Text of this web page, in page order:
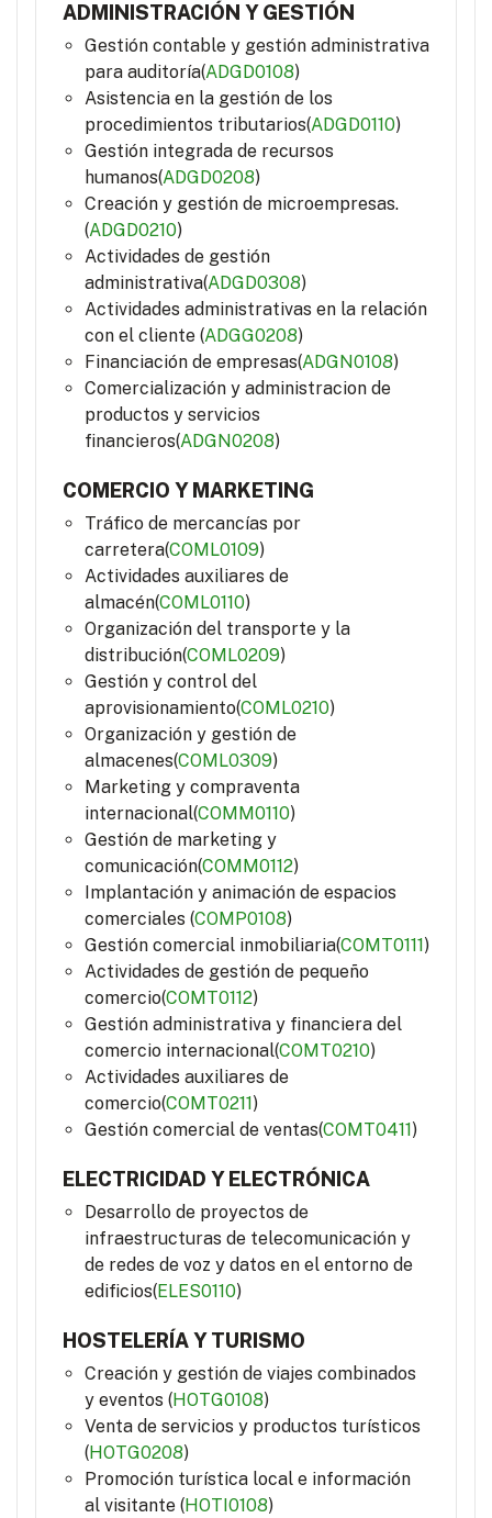
ADMINISTRACIÓN Y GESTIÓN
Gestión contable y gestión administrativa
para auditoría(ADGD0108)
Asistencia en la gestión de los
procedimientos tributarios(ADGD0110)
Gestión integrada de recursos
humanos(ADGD0208)
Creación y gestión de microempresas.
(ADGD0210)
Actividades de gestión
administrativa(ADGD0308)
Actividades administrativas en la relación
con el cliente (ADGG0208)
Financiación de empresas(ADGN0108)
Comercialización y administracion de
productos y servicios
financieros(ADGN0208)
COMERCIO Y MARKETING
Tráfico de mercancías por
carretera(COML0109)
Actividades auxiliares de
almacén(COML0110)
Organización del transporte y la
distribución(COML0209)
Gestión y control del
aprovisionamiento(COML0210)
Organización y gestión de
almacenes(COML0309)
Marketing y compraventa
internacional(COMM0110)
Gestión de marketing y
comunicación(COMM0112)
Implantación y animación de espacios
comerciales (COMP0108)
Gestión comercial inmobiliaria(COMT0111 )
Actividades de gestión de pequeño
comercio(COMT0112)
Gestión administrativa y financiera del
comercio internacional(COMT0210)
Actividades auxiliares de
comercio(COMT0211 )
Gestión comercial de ventas(COMT0411 )
ELECTRICIDAD Y ELECTRÓNICA
Desarrollo de proyectos de
infraestructuras de telecomunicación y
de redes de voz y datos en el entorno de
edificios(ELES0110)
HOSTELERÍA Y TURISMO
Creación y gestión de viajes combinados
y eventos (HOTG0108)
Venta de servicios y productos turísticos
(HOTG0208)
Promoción turística local e información
al visitante (HOTI0108)